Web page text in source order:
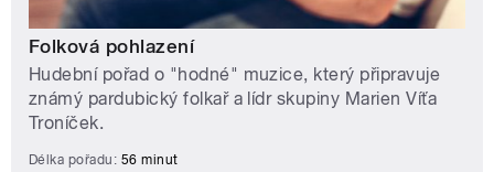
Folková pohlazení
Hudební pořad o "hodné" muzice, který připravuje
známý pardubický folkař a lídr skupiny Marien Víťa
Troníček.
Délka pořadu: 56 minut